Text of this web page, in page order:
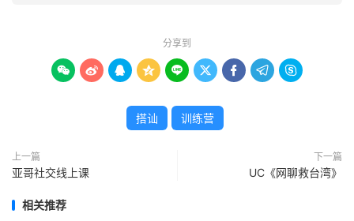
分享到
        
搭讪 训练营
上一篇
亚哥社交线上课
下一篇
UC《网聊救台湾》
相关推荐